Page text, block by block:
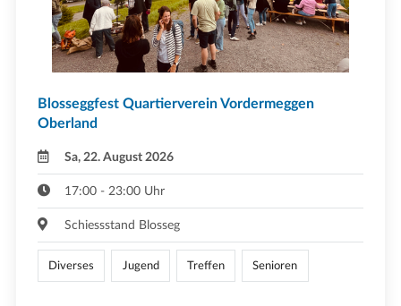
Blosseggfest Quartierverein Vordermeggen
Oberland
Sa, 22. August 2026
17:00 - 23:00 Uhr
Schiessstand Blosseg
Diverses Jugend Treffen Senioren